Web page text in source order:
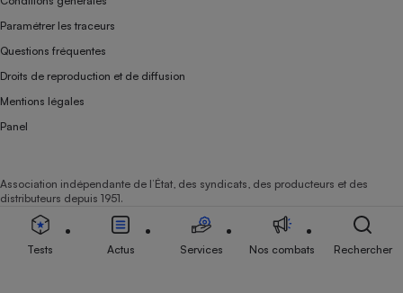
Paramétrer les traceurs
Questions fréquentes
Droits de reproduction et de diffusion
Mentions légales
Panel
Association indépendante de l’État, des syndicats, des producteurs et des
distributeurs depuis 1951.
Tests Actus Services Nos combats Rechercher